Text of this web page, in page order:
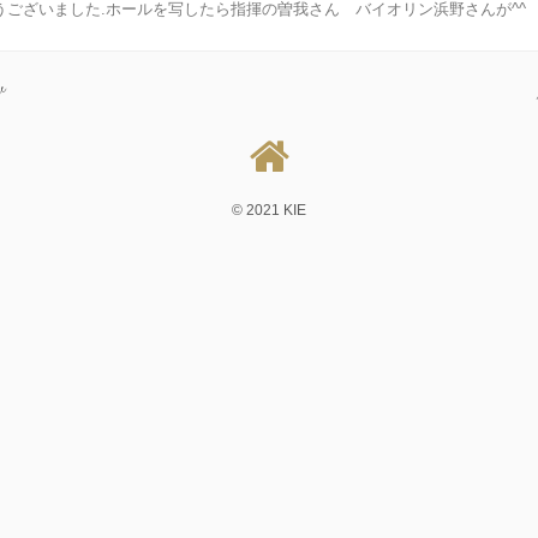
ございました.ホールを写したら指揮の曽我さん バイオリン浜野さんが^^
© 2021 KIE